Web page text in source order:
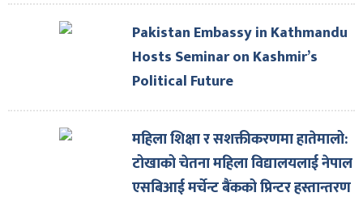
Pakistan Embassy in Kathmandu
Hosts Seminar on Kashmir’s
Political Future
महिला शिक्षा र सशक्तीकरणमा हातेमालो:
टोखाको चेतना महिला विद्यालयलाई नेपाल
एसबिआई मर्चेन्ट बैंकको प्रिन्टर हस्तान्तरण